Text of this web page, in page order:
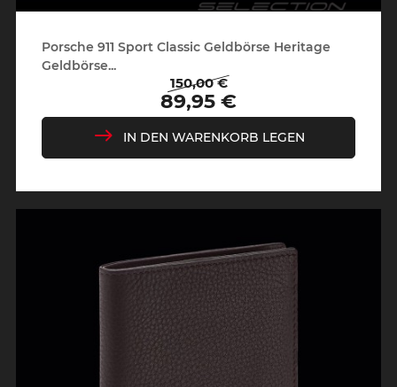
Porsche 911 Sport Classic Geldbörse Heritage
Geldbörse...
Regulärer
Preis
150,00 €
Preis
89,95 €
IN DEN WARENKORB LEGEN